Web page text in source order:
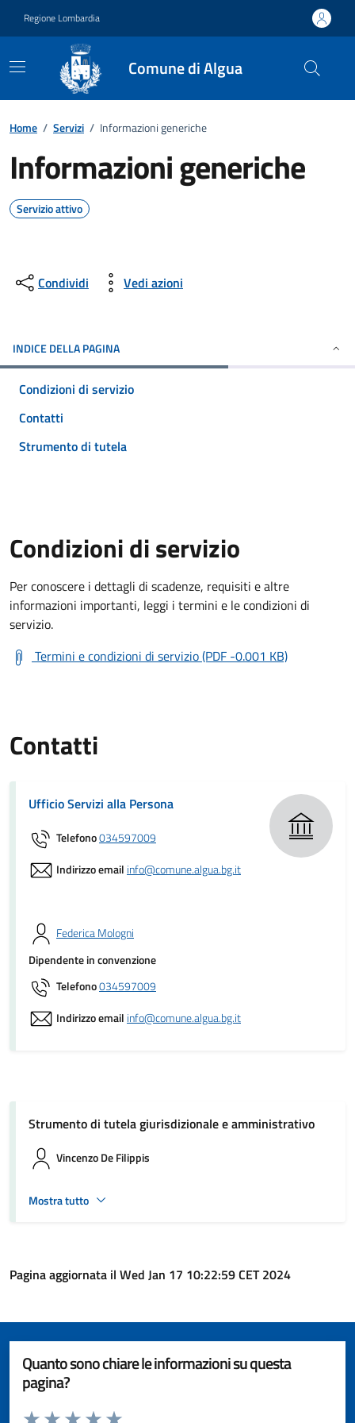
Regione Lombardia
Comune di Algua
Home / Servizi / Informazioni generiche
Informazioni generiche
Servizio attivo
Condividi Vedi azioni
INDICE DELLA PAGINA
Condizioni di servizio
Contatti
Strumento di tutela
Condizioni di servizio
Per conoscere i dettagli di scadenze, requisiti e altre
informazioni importanti, leggi i termini e le condizioni di
servizio.
Termini e condizioni di servizio (PDF -0.001 KB)
Contatti
Ufficio Servizi alla Persona
Telefono034597009
Indirizzo email info@comune.algua.bg.it
Federica Mologni
Dipendente in convenzione
Telefono034597009
Indirizzo email info@comune.algua.bg.it
Strumento di tutela giurisdizionale e amministrativo
Vincenzo De Filippis
Mostra tutto
Pagina aggiornata il Wed Jan 17 10:22:59 CET 2024
Quanto sono chiare le informazioni su questa
pagina?
Valuta da 1 a 5 stelle la pagina